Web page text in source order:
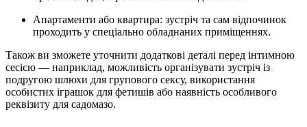
Апартаменти або квартира: зустріч та сам відпочинок
проходить у спеціально обладнаних приміщеннях.
Також ви зможете уточнити додаткові деталі перед інтимною
сесією — наприклад, можливість організувати зустріч із
подругою шлюхи для групового сексу, використання
особистих іграшок для фетишів або наявність особливого
реквізиту для садомазо.